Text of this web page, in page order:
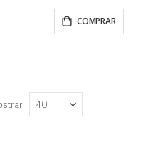
COMPRAR